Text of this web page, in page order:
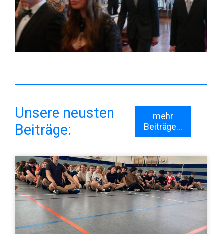
Unsere neusten
Beiträge:
mehr
Beiträge...